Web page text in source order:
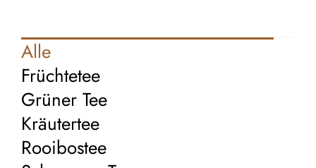
Alle
Früchtetee
Grüner Tee
Kräutertee
Rooibostee